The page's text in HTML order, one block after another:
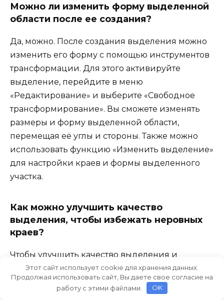
Можно ли изменить форму выделенной
области после ее создания?
Да, можно. После создания выделения можно
изменить его форму с помощью инструментов
трансформации. Для этого активируйте
выделение, перейдите в меню
«Редактирование» и выберите «Свободное
трансформирование». Вы сможете изменять
размеры и форму выделенной области,
перемещая её углы и стороны. Также можно
использовать функцию «Изменить выделение»
для настройки краев и формы выделенного
участка.
Как можно улучшить качество
выделения, чтобы избежать неровных
краев?
Чтобы улучшить качество выделения и
избежать неровных краев, можно использовать
функцию «Рамка выделения» для сглаживания
краев. После того как выделение создано,
Этот сайт использует cookie для хранения данных.
Продолжая использовать сайт, Вы даете свое согласие на
работу с этими файлами.
OK